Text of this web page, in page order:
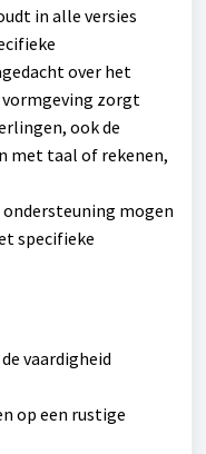
in alle versies
over het
zorgt
ook de
met taal of rekenen,
mogen
specifieke
vaardigheid
op een rustige